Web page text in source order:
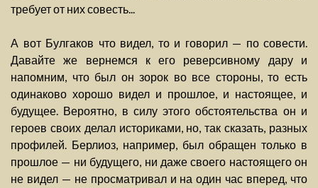
требует от них совесть...
А вот Булгаков что видел, то и говорил — по совести.
Давайте же вернемся к его реверсивному дару и
напомним, что был он зорок во все стороны, то есть
одинаково хорошо видел и прошлое, и настоящее, и
будущее. Вероятно, в силу этого обстоятельства он и
героев своих делал историками, но, так сказать, разных
профилей. Берлиоз, например, был обращен только в
прошлое — ни будущего, ни даже своего настоящего он
не видел — не просматривал и на один час вперед, что